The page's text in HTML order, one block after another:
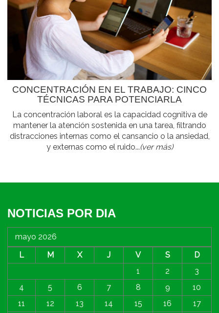
CONCENTRACIÓN EN EL TRABAJO: CINCO
TÉCNICAS PARA POTENCIARLA
La concentración laboral es la capacidad cognitiva de
mantener la atención sostenida en una tarea, filtrando
distracciones internas como el cansancio o la ansiedad,
y externas como el ruido...(ver más)
NOTICIAS POR DIA
mayo 2026
L
M X J V S
D
1
2
3
4
5 6 7 8 9
10
11
12 13 14 15 16
17